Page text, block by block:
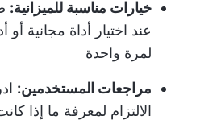
خيارات مناسبة للميزانية:
عند اختيار أداة مجانية
لمرة واحدة
مراجعات المستخدمين:
الالتزام لمعرفة ما إذا